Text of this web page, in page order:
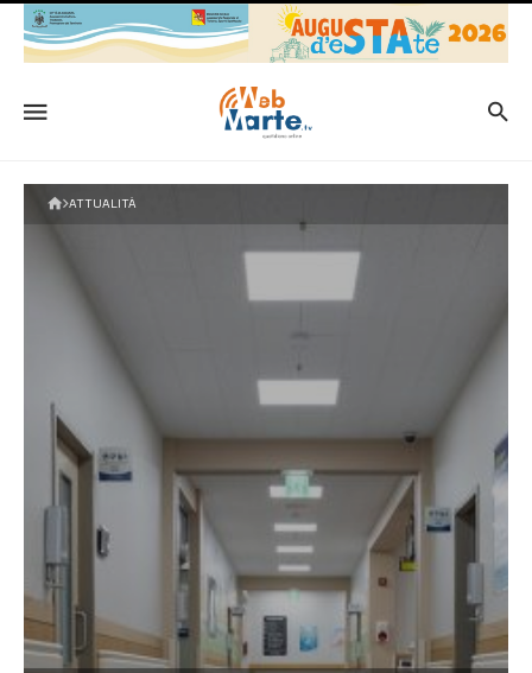
ATTUALITÀ